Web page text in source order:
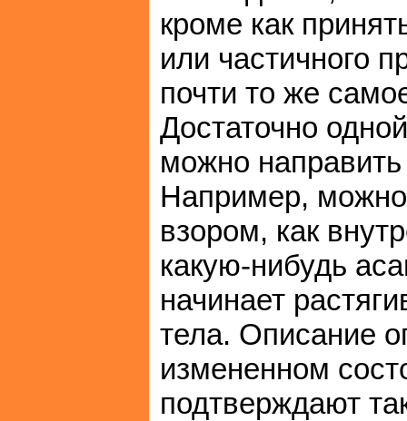
кроме как
или частичного
почти то же
Достаточно
можно
Например,
взором, как
какую-нибудь
начинает
тела. Описание
измененном
подтверждают